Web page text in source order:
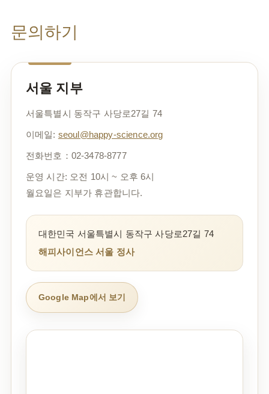
문의하기
서울 지부
서울특별시 동작구 사당로27길 74
이메일: seoul@happy-science.org
전화번호：02-3478-8777
운영 시간: 오전 10시 ~ 오후 6시
월요일은 지부가 휴관합니다.
대한민국 서울특별시 동작구 사당로27길 74
해피사이언스 서울 정사
Google Map에서 보기